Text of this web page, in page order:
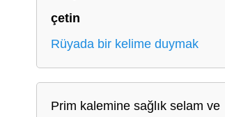
çetin
Rüyada bir kelime duymak
Prim kalemine sağlık selam ve